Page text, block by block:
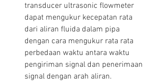
transducer ultrasonic flowmeter
dapat mengukur kecepatan rata
dari aliran fluida dalam pipa
dengan cara mengukur rata rata
perbedaan waktu antara waktu
pengiriman signal dan penerimaan
signal dengan arah aliran.